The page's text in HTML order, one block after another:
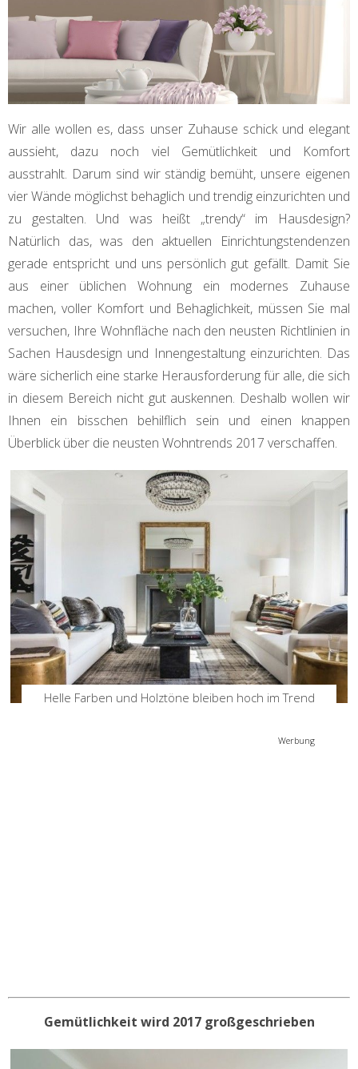
Wir alle wollen es, dass unser Zuhause schick und elegant
aussieht, dazu noch viel Gemütlichkeit und Komfort
ausstrahlt. Darum sind wir ständig bemüht, unsere eigenen
vier Wände möglichst behaglich und trendig einzurichten und
zu gestalten. Und was heißt „trendy“ im Hausdesign?
Natürlich das, was den aktuellen Einrichtungstendenzen
gerade entspricht und uns persönlich gut gefällt. Damit Sie
aus einer üblichen Wohnung ein modernes Zuhause
machen, voller Komfort und Behaglichkeit, müssen Sie mal
versuchen, Ihre Wohnfläche nach den neusten Richtlinien in
Sachen Hausdesign und Innengestaltung einzurichten. Das
wäre sicherlich eine starke Herausforderung für alle, die sich
in diesem Bereich nicht gut auskennen. Deshalb wollen wir
Ihnen ein bisschen behilflich sein und einen knappen
Überblick über die neusten Wohntrends 2017 verschaffen.
Helle Farben und Holztöne bleiben hoch im Trend
Werbung
Gemütlichkeit wird 2017 großgeschrieben